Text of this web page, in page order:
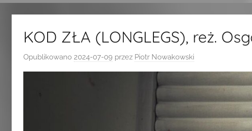
KOD ZŁA (LONGLEGS), reż.
Opublikowano 2024-07-09 przez Piotr Nowakowski